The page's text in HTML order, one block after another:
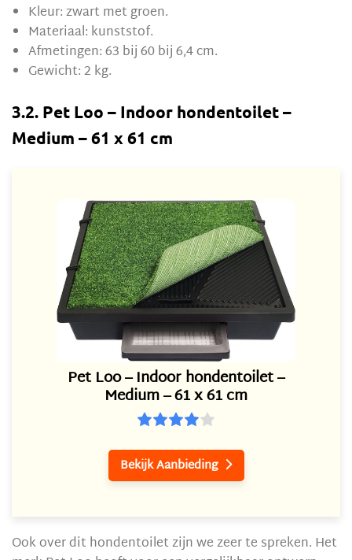
Kleur: zwart met groen.
Materiaal: kunststof.
Afmetingen: 63 bij 60 bij 6,4 cm.
Gewicht: 2 kg.
3.2. Pet Loo – Indoor hondentoilet –
Medium – 61 x 61 cm
Pet Loo – Indoor hondentoilet –
Medium – 61 x 61 cm
Bekijk Aanbieding 
Ook over dit hondentoilet zijn we zeer te spreken. Het